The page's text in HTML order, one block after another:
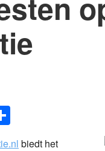
biedt het